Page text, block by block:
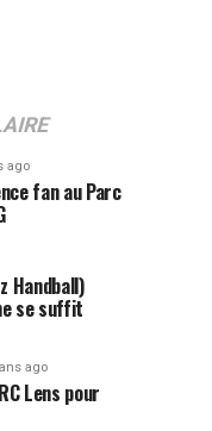
ago
fan au Parc
Handball)
se suffit
ago
Lens pour